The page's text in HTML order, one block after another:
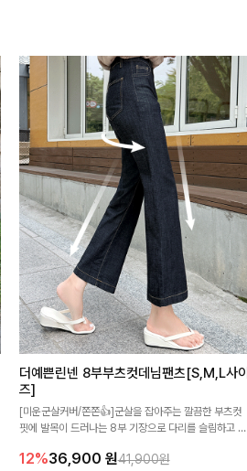
더예쁜린넨 8부부츠컷데님팬츠[S,M,L사이
즈]
[미운군살커버/쫀쫀👍]군살을 잡아주는 깔끔한 부츠컷
핏에 발목이 드러나는 8부 기장으로 다리를 슬림하고 길
요~!
12%36,900 원41,900원